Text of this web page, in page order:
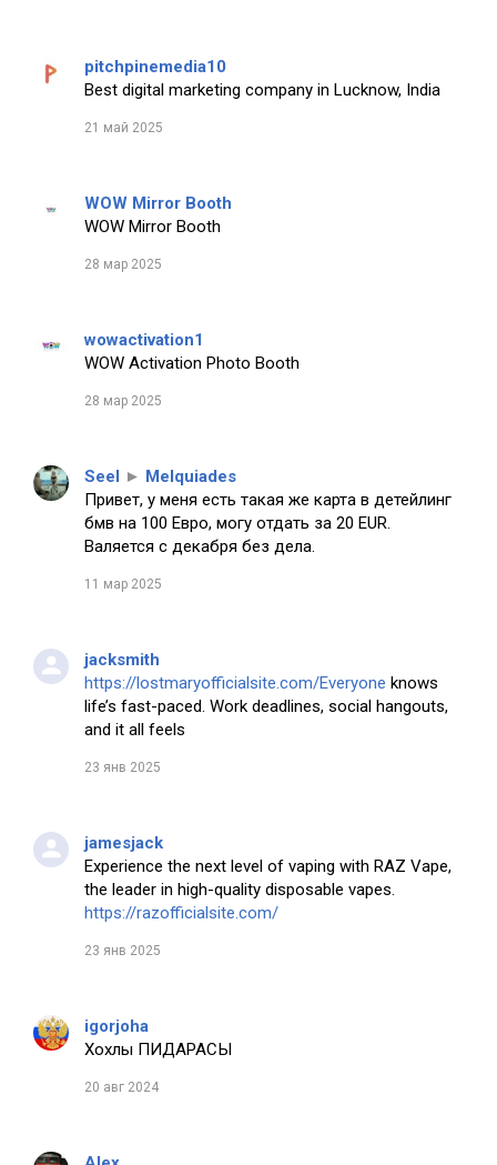
pitchpinemedia10
Best digital marketing company in Lucknow, India
21 май 2025
WOW Mirror Booth
WOW Mirror Booth
28 мар 2025
wowactivation1
WOW Activation Photo Booth
28 мар 2025
Seel ► Melquiades
Привет, у меня есть такая же карта в детейлинг
бмв на 100 Евро, могу отдать за 20 EUR.
Валяется с декабря без дела.
11 мар 2025
jacksmith
https://lostmaryofficialsite.com/Everyone knows
life’s fast-paced. Work deadlines, social hangouts,
and it all feels
23 янв 2025
jamesjack
Experience the next level of vaping with RAZ Vape,
the leader in high-quality disposable vapes.
https://razofficialsite.com/
23 янв 2025
igorjoha
Хохлы ПИДАРАСЫ
20 авг 2024